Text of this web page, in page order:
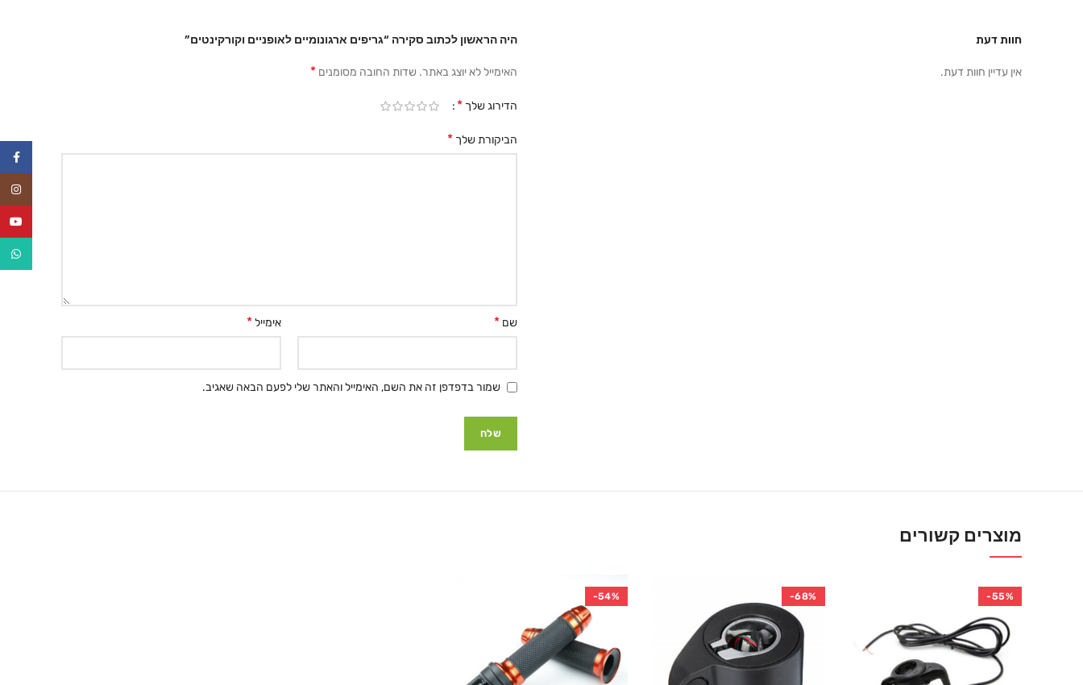
חוות דעת
אין עדיין חוות דעת.
היה הראשון לכתוב סקירה “גריפים ארגונומיים לאופניים וקורקינטים”
האימייל לא יוצג באתר. שדות החובה מסומנים *
הדירוג שלך *
הביקורת שלך *
שם * אימייל*
שמור בדפדפן זה את השם, האימייל והאתר שלי לפעם הבאה שאגיב.
מוצרים קשורים
-55%
-68%
-54%